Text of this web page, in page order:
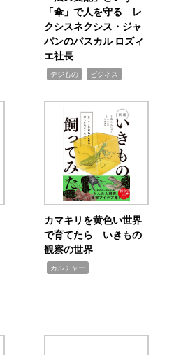
「傘」で人を守る レ
クシスネクシス・ジャ
パンのパスカル ロズィ
エ社長
デジもの ビジネス
カマキリを黄色い世界
で育てたら いきもの
観察の世界
カルチャー